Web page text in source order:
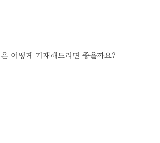
어떻게 기재해드리면 좋을까요?